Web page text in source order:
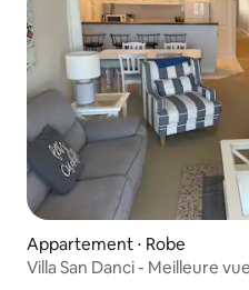
Appartement ⋅ Robe
Villa San Danci - Meilleure